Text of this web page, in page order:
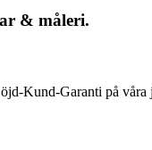
& måleri.
Kund-Garanti på